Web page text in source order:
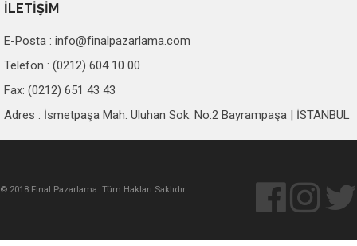
İLETİŞİM
E-Posta : info@finalpazarlama.com
Telefon : (0212) 604 10 00
Fax: (0212) 651 43 43
Adres : İsmetpaşa Mah. Uluhan Sok. No:2 Bayrampaşa | İSTANBUL
© 2018 Final Pazarlama. Tüm Hakları Saklıdır.